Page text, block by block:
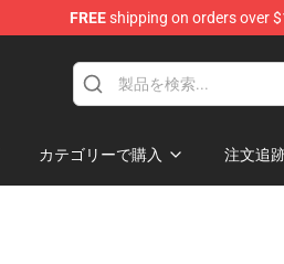
FREEshipping on orders over
カテゴリーで購入 注文追